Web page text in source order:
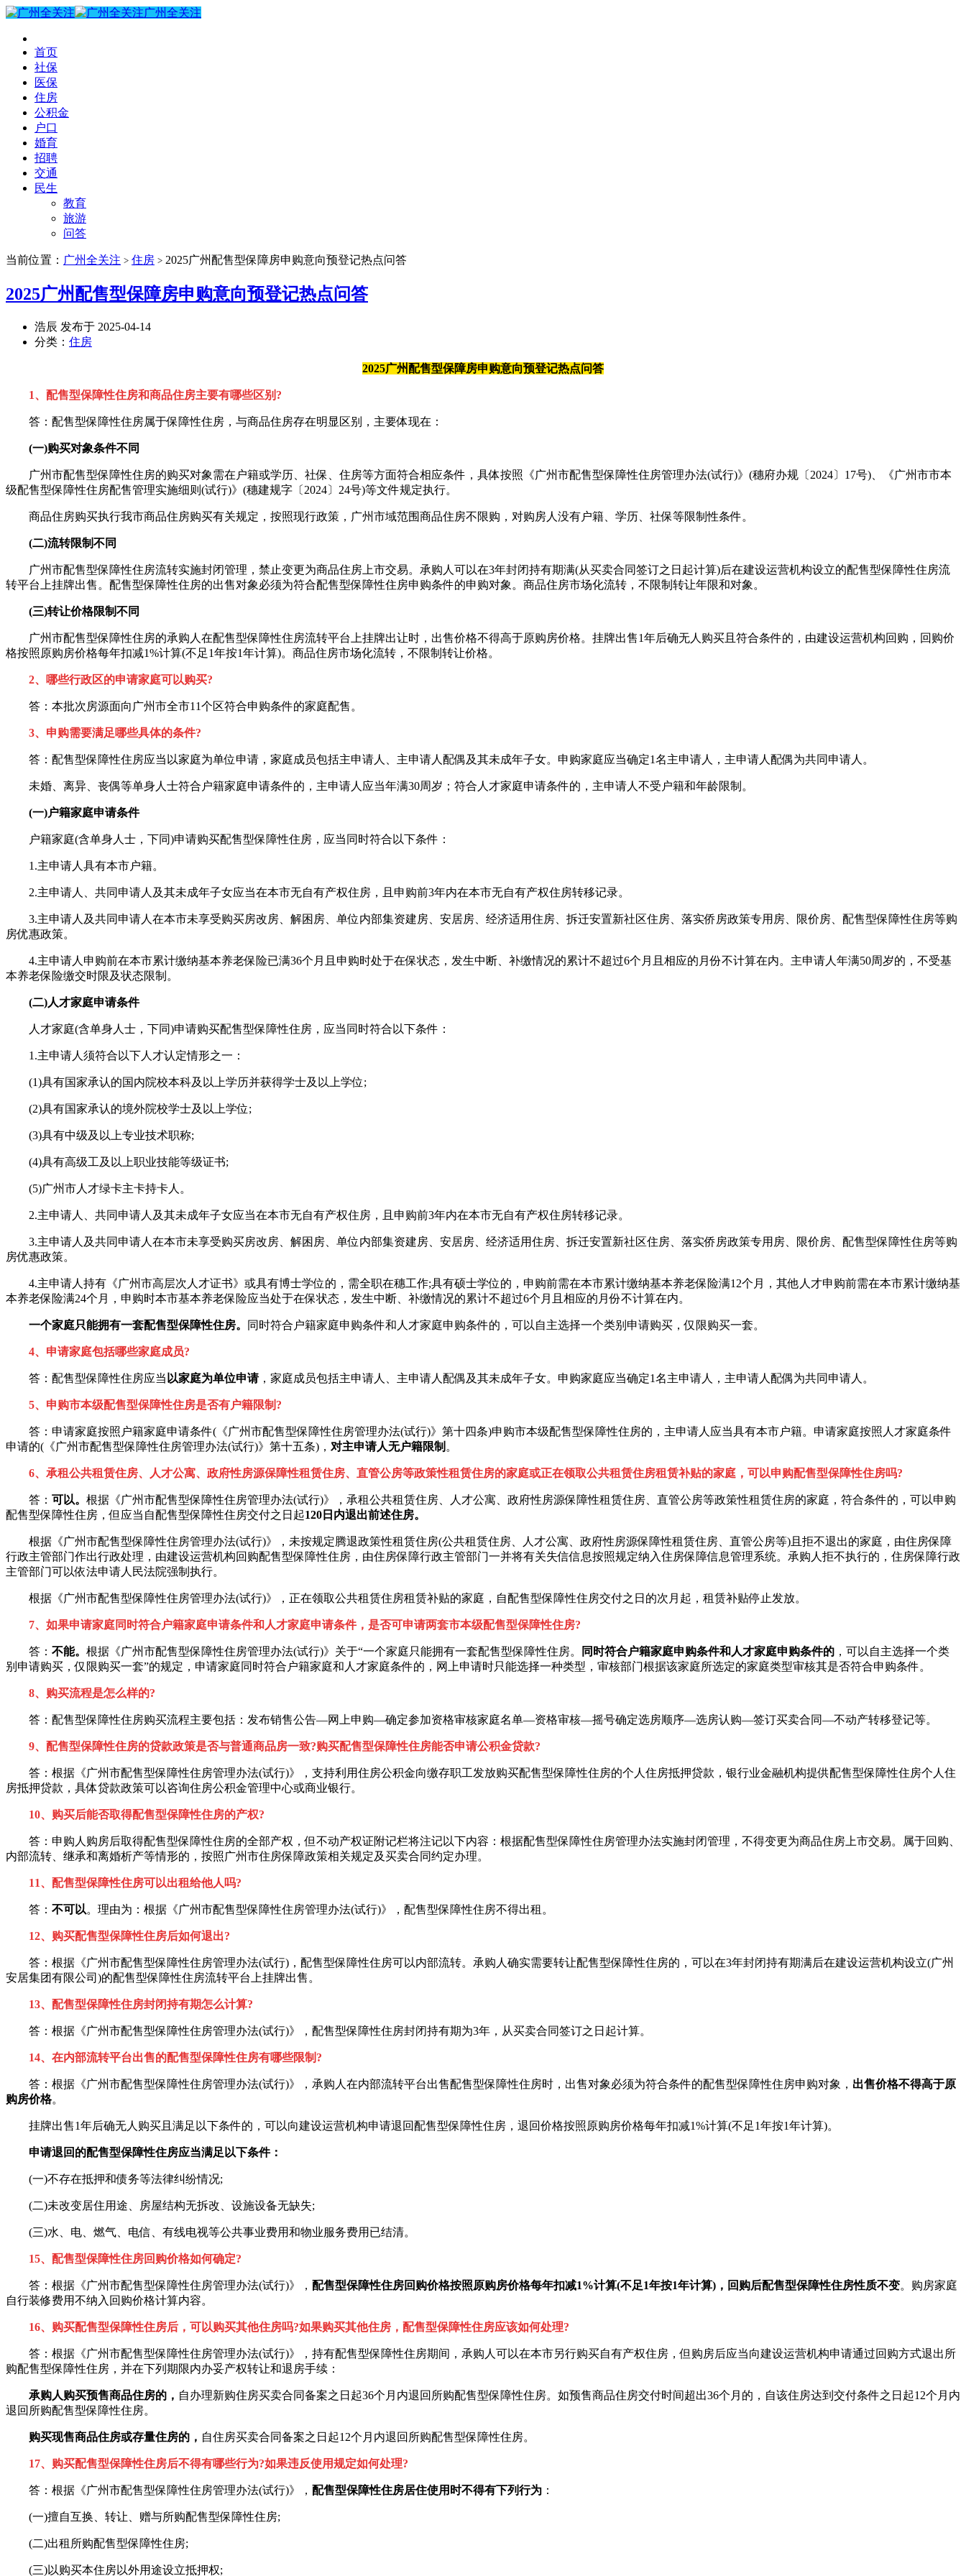
广州全关注
首页
社保
医保
住房
公积金
户口
婚育
招聘
交通
民生
教育
旅游
问答
当前位置： 广州全关注 > 住房 > 2025广州配售型保障房申购意向预登记热点问答
2025广州配售型保障房申购意向预登记热点问答
浩辰 发布于 2025-04-14
分类： 住房
2025广州配售型保障房申购意向预登记热点问答
1、配售型保障性住房和商品住房主要有哪些区别?
答：配售型保障性住房属于保障性住房，与商品住房存在明显区别，主要体现在：
(一)购买对象条件不同
广州市配售型保障性住房的购买对象需在户籍或学历、社保、住房等方面符合相应条件，具体按照《广州市配售型保障性住房管理办法(试行)》(穗府办规〔2024〕17号)、《广州市市本
级配售型保障性住房配售管理实施细则(试行)》(穗建规字〔2024〕24号)等文件规定执行。
商品住房购买执行我市商品住房购买有关规定，按照现行政策，广州市域范围商品住房不限购，对购房人没有户籍、学历、社保等限制性条件。
(二)流转限制不同
广州市配售型保障性住房流转实施封闭管理，禁止变更为商品住房上市交易。承购人可以在3年封闭持有期满(从买卖合同签订之日起计算)后在建设运营机构设立的配售型保障性住房流
转平台上挂牌出售。配售型保障性住房的出售对象必须为符合配售型保障性住房申购条件的申购对象。商品住房市场化流转，不限制转让年限和对象。
(三)转让价格限制不同
广州市配售型保障性住房的承购人在配售型保障性住房流转平台上挂牌出让时，出售价格不得高于原购房价格。挂牌出售1年后确无人购买且符合条件的，由建设运营机构回购，回购价
格按照原购房价格每年扣减1%计算(不足1年按1年计算)。商品住房市场化流转，不限制转让价格。
2、哪些行政区的申请家庭可以购买?
答：本批次房源面向广州市全市11个区符合申购条件的家庭配售。
3、申购需要满足哪些具体的条件?
答：配售型保障性住房应当以家庭为单位申请，家庭成员包括主申请人、主申请人配偶及其未成年子女。申购家庭应当确定1名主申请人，主申请人配偶为共同申请人。
未婚、离异、丧偶等单身人士符合户籍家庭申请条件的，主申请人应当年满30周岁；符合人才家庭申请条件的，主申请人不受户籍和年龄限制。
(一)户籍家庭申请条件
户籍家庭(含单身人士，下同)申请购买配售型保障性住房，应当同时符合以下条件：
1.主申请人具有本市户籍。
2.主申请人、共同申请人及其未成年子女应当在本市无自有产权住房，且申购前3年内在本市无自有产权住房转移记录。
3.主申请人及共同申请人在本市未享受购买房改房、解困房、单位内部集资建房、安居房、经济适用住房、拆迁安置新社区住房、落实侨房政策专用房、限价房、配售型保障性住房等购
房优惠政策。
4.主申请人申购前在本市累计缴纳基本养老保险已满36个月且申购时处于在保状态，发生中断、补缴情况的累计不超过6个月且相应的月份不计算在内。主申请人年满50周岁的，不受基
本养老保险缴交时限及状态限制。
(二)人才家庭申请条件
人才家庭(含单身人士，下同)申请购买配售型保障性住房，应当同时符合以下条件：
1.主申请人须符合以下人才认定情形之一：
(1)具有国家承认的国内院校本科及以上学历并获得学士及以上学位;
(2)具有国家承认的境外院校学士及以上学位;
(3)具有中级及以上专业技术职称;
(4)具有高级工及以上职业技能等级证书;
(5)广州市人才绿卡主卡持卡人。
2.主申请人、共同申请人及其未成年子女应当在本市无自有产权住房，且申购前3年内在本市无自有产权住房转移记录。
3.主申请人及共同申请人在本市未享受购买房改房、解困房、单位内部集资建房、安居房、经济适用住房、拆迁安置新社区住房、落实侨房政策专用房、限价房、配售型保障性住房等购
房优惠政策。
4.主申请人持有《广州市高层次人才证书》或具有博士学位的，需全职在穗工作;具有硕士学位的，申购前需在本市累计缴纳基本养老保险满12个月，其他人才申购前需在本市累计缴纳基
本养老保险满24个月，申购时本市基本养老保险应当处于在保状态，发生中断、补缴情况的累计不超过6个月且相应的月份不计算在内。
一个家庭只能拥有一套配售型保障性住房。 同时符合户籍家庭申购条件和人才家庭申购条件的，可以自主选择一个类别申请购买，仅限购买一套。
4、申请家庭包括哪些家庭成员?
答：配售型保障性住房应当 以家庭为单位申请，家庭成员包括主申请人、主申请人配偶及其未成年子女。申购家庭应当确定1名主申请人，主申请人配偶为共同申请人。
5、申购市本级配售型保障性住房是否有户籍限制?
答：申请家庭按照户籍家庭申请条件(《广州市配售型保障性住房管理办法(试行)》第十四条)申购市本级配售型保障性住房的，主申请人应当具有本市户籍。申请家庭按照人才家庭条件
申请的(《广州市配售型保障性住房管理办法(试行)》第十五条)， 对主申请人无户籍限制 。
6、承租公共租赁住房、人才公寓、政府性房源保障性租赁住房、直管公房等政策性租赁住房的家庭或正在领取公共租赁住房租赁补贴的家庭，可以申购配售型保障性住房吗?
答： 可以。 根据《广州市配售型保障性住房管理办法(试行)》，承租公共租赁住房、人才公寓、政府性房源保障性租赁住房、直管公房等政策性租赁住房的家庭，符合条件的，可以申购
配售型保障性住房，但应当自配售型保障性住房交付之日起120日内退出前述住房。
根据《广州市配售型保障性住房管理办法(试行)》，未按规定腾退政策性租赁住房(公共租赁住房、人才公寓、政府性房源保障性租赁住房、直管公房等)且拒不退出的家庭，由住房保障
行政主管部门作出行政处理，由建设运营机构回购配售型保障性住房，由住房保障行政主管部门一并将有关失信信息按照规定纳入住房保障信息管理系统。承购人拒不执行的，住房保障行政
主管部门可以依法申请人民法院强制执行。
根据《广州市配售型保障性住房管理办法(试行)》，正在领取公共租赁住房租赁补贴的家庭，自配售型保障性住房交付之日的次月起，租赁补贴停止发放。
7、如果申请家庭同时符合户籍家庭申请条件和人才家庭申请条件，是否可申请两套市本级配售型保障性住房?
答： 不能。 根据《广州市配售型保障性住房管理办法(试行)》关于“一个家庭只能拥有一套配售型保障性住房。 同时符合户籍家庭申购条件和人才家庭申购条件的 ，可以自主选择一个类
别申请购买，仅限购买一套”的规定，申请家庭同时符合户籍家庭和人才家庭条件的，网上申请时只能选择一种类型，审核部门根据该家庭所选定的家庭类型审核其是否符合申购条件。
8、购买流程是怎么样的?
答：配售型保障性住房购买流程主要包括：发布销售公告—网上申购—确定参加资格审核家庭名单—资格审核—摇号确定选房顺序—选房认购—签订买卖合同—不动产转移登记等。
9、配售型保障性住房的贷款政策是否与普通商品房一致?购买配售型保障性住房能否申请公积金贷款?
答：根据《广州市配售型保障性住房管理办法(试行)》，支持利用住房公积金向缴存职工发放购买配售型保障性住房的个人住房抵押贷款，银行业金融机构提供配售型保障性住房个人住
房抵押贷款，具体贷款政策可以咨询住房公积金管理中心或商业银行。
10、购买后能否取得配售型保障性住房的产权?
答：申购人购房后取得配售型保障性住房的全部产权，但不动产权证附记栏将注记以下内容：根据配售型保障性住房管理办法实施封闭管理，不得变更为商品住房上市交易。属于回购、
内部流转、继承和离婚析产等情形的，按照广州市住房保障政策相关规定及买卖合同约定办理。
11、配售型保障性住房可以出租给他人吗?
答： 不可以。理由为：根据《广州市配售型保障性住房管理办法(试行)》，配售型保障性住房不得出租。
12、购买配售型保障性住房后如何退出?
答：根据《广州市配售型保障性住房管理办法(试行)，配售型保障性住房可以内部流转。承购人确实需要转让配售型保障性住房的，可以在3年封闭持有期满后在建设运营机构设立(广州
安居集团有限公司)的配售型保障性住房流转平台上挂牌出售。
13、配售型保障性住房封闭持有期怎么计算?
答：根据《广州市配售型保障性住房管理办法(试行)》，配售型保障性住房封闭持有期为3年，从买卖合同签订之日起计算。
14、在内部流转平台出售的配售型保障性住房有哪些限制?
答：根据《广州市配售型保障性住房管理办法(试行)》，承购人在内部流转平台出售配售型保障性住房时，出售对象必须为符合条件的配售型保障性住房申购对象， 出售价格不得高于原
购房价格。
挂牌出售1年后确无人购买且满足以下条件的，可以向建设运营机构申请退回配售型保障性住房，退回价格按照原购房价格每年扣减1%计算(不足1年按1年计算)。
申请退回的配售型保障性住房应当满足以下条件：
(一)不存在抵押和债务等法律纠纷情况;
(二)未改变居住用途、房屋结构无拆改、设施设备无缺失;
(三)水、电、燃气、电信、有线电视等公共事业费用和物业服务费用已结清。
15、配售型保障性住房回购价格如何确定?
答：根据《广州市配售型保障性住房管理办法(试行)》， 配售型保障性住房回购价格按照原购房价格每年扣减1%计算(不足1年按1年计算)，回购后配售型保障性住房性质不变。购房家庭
自行装修费用不纳入回购价格计算内容。
16、购买配售型保障性住房后，可以购买其他住房吗?如果购买其他住房，配售型保障性住房应该如何处理?
答：根据《广州市配售型保障性住房管理办法(试行)》，持有配售型保障性住房期间，承购人可以在本市另行购买自有产权住房，但购房后应当向建设运营机构申请通过回购方式退出所
购配售型保障性住房，并在下列期限内办妥产权转让和退房手续：
承购人购买预售商品住房的， 自办理新购住房买卖合同备案之日起36个月内退回所购配售型保障性住房。如预售商品住房交付时间超出36个月的，自该住房达到交付条件之日起12个月内
退回所购配售型保障性住房。
购买现售商品住房或存量住房的， 自住房买卖合同备案之日起12个月内退回所购配售型保障性住房。
17、购买配售型保障性住房后不得有哪些行为?如果违反使用规定如何处理?
答：根据《广州市配售型保障性住房管理办法(试行)》， 配售型保障性住房居住使用时不得有下列行为 ：
(一)擅自互换、转让、赠与所购配售型保障性住房;
(二)出租所购配售型保障性住房;
(三)以购买本住房以外用途设立抵押权;